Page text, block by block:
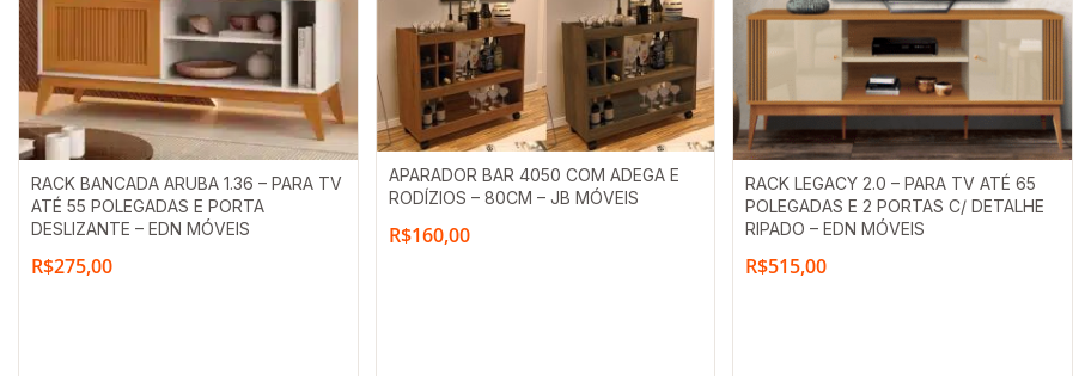
RACK BANCADA ARUBA 1.36 – PARA TV
ATÉ 55 POLEGADAS E PORTA
DESLIZANTE – EDN MÓVEIS
R$275,00
APARADOR BAR 4050 COM ADEGA E
RODÍZIOS – 80CM – JB MÓVEIS
R$160,00
RACK LEGACY 2.0 – PARA TV ATÉ 65
POLEGADAS E 2 PORTAS C/ DETALHE
RIPADO – EDN MÓVEIS
R$515,00